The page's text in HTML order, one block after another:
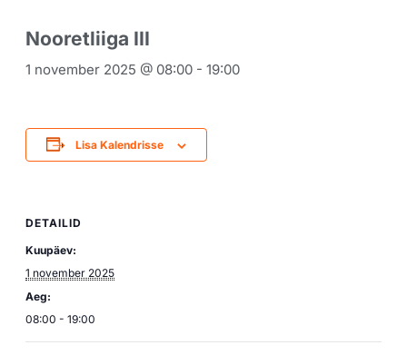
Nooretliiga III
1 november 2025 @ 08:00 -19:00
Lisa Kalendrisse
DETAILID
Kuupäev:
1 november 2025
Aeg:
08:00 - 19:00